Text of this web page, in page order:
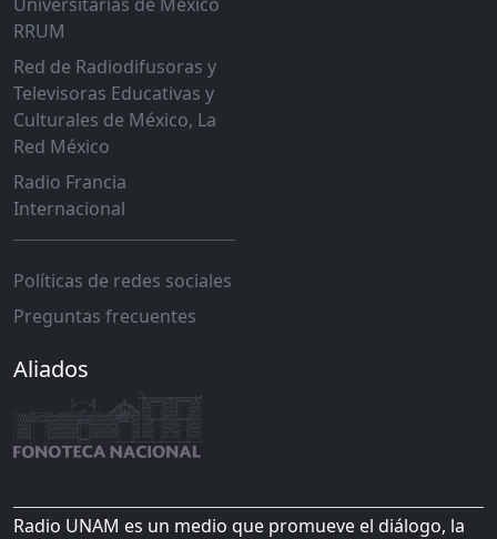
RRUM
Red de Radiodifusoras y
Televisoras Educativas y
Culturales de México, La
Red México
Radio Francia
Internacional
Políticas de redes sociales
Preguntas frecuentes
Aliados
Radio UNAM es un medio que promueve el diálogo, la